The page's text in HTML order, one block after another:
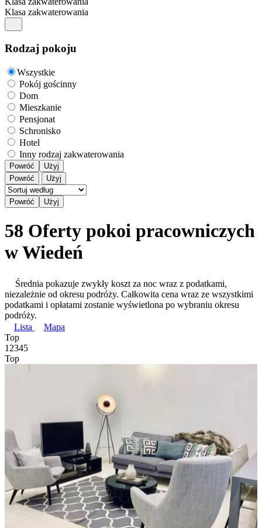
Klasa zakwaterowania
Rodzaj pokoju
Wszystkie
Pokój gościnny
Dom
Mieszkanie
Pensjonat
Schronisko
Hotel
Inny rodzaj zakwaterowania
Powróć
Użyj
Powróć
Użyj
58 Oferty pokoi pracowniczych
w Wiedeń
Średnia pokazuje zwykły koszt za noc wraz z podatkami,
niezależnie od okresu podróży. Całkowita cena wraz ze wszystkimi
podatkami i opłatami zostanie wyświetlona po wybraniu okresu
podróży.
Lista
Mapa
Top
1 2345
Top